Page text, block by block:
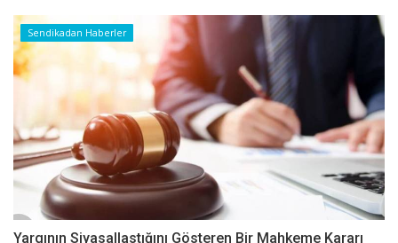
Sendikadan Haberler
Yargının Siyasallastığını Gösteren Bir Mahkeme Kararı